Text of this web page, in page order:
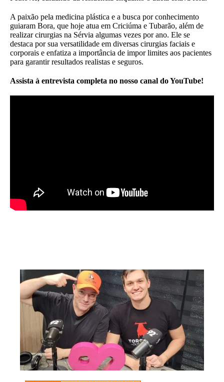
A paixão pela medicina plástica e a busca por conhecimento
guiaram Bora, que hoje atua em Criciúma e Tubarão, além de
realizar cirurgias na Sérvia algumas vezes por ano. Ele se
destaca por sua versatilidade em diversas cirurgias faciais e
corporais e enfatiza a importância de impor limites aos pacientes
para garantir resultados realistas e seguros.
Assista à entrevista completa no nosso canal do YouTube!